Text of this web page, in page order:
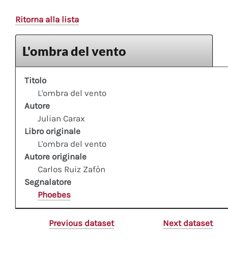
Ritorna alla lista
L'ombra del vento
Titolo
L'ombra del vento
Autore
Julian Carax
Libro originale
L'ombra del vento
Autore originale
Carlos Ruiz Zafòn
Segnalatore
Phoebes
Previous dataset Next dataset